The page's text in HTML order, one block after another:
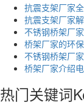
抗震支架厂家
抗震支架厂家
不锈钢桥架厂
桥架厂家的环
不锈钢桥架厂
桥架厂家介绍
热门关键词